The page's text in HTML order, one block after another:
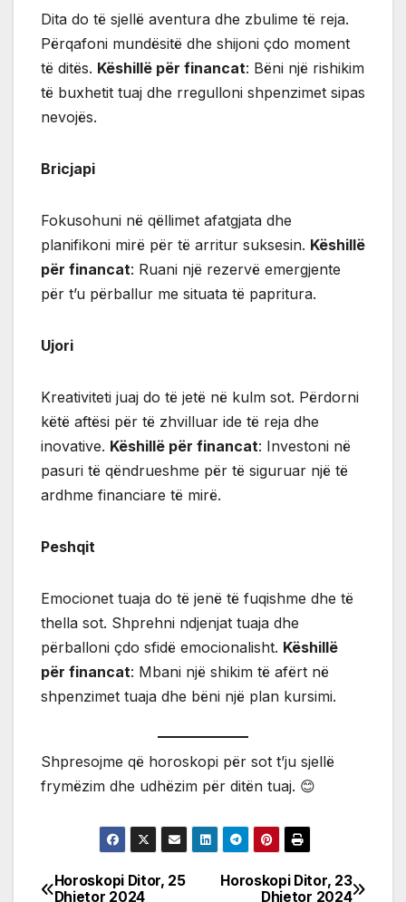
Dita do të sjellë aventura dhe zbulime të reja.
Përqafoni mundësitë dhe shijoni çdo moment
të ditës. Këshillë për financat: Bëni një rishikim
të buxhetit tuaj dhe rregulloni shpenzimet sipas
nevojës.
Bricjapi
Fokusohuni në qëllimet afatgjata dhe
planifikoni mirë për të arritur suksesin. Këshillë
për financat: Ruani një rezervë emergjente
për t’u përballur me situata të papritura.
Ujori
Kreativiteti juaj do të jetë në kulm sot. Përdorni
këtë aftësi për të zhvilluar ide të reja dhe
inovative. Këshillë për financat: Investoni në
pasuri të qëndrueshme për të siguruar një të
ardhme financiare të mirë.
Peshqit
Emocionet tuaja do të jenë të fuqishme dhe të
thella sot. Shprehni ndjenjat tuaja dhe
përballoni çdo sfidë emocionalisht. Këshillë
për financat: Mbani një shikim të afërt në
shpenzimet tuaja dhe bëni një plan kursimi.
Shpresojme që horoskopi për sot t’ju sjellë
frymëzim dhe udhëzim për ditën tuaj. 😊
Post
Horoskopi Ditor, 23
Dhjetor 2024
Horoskopi Ditor, 25
Dhjetor 2024